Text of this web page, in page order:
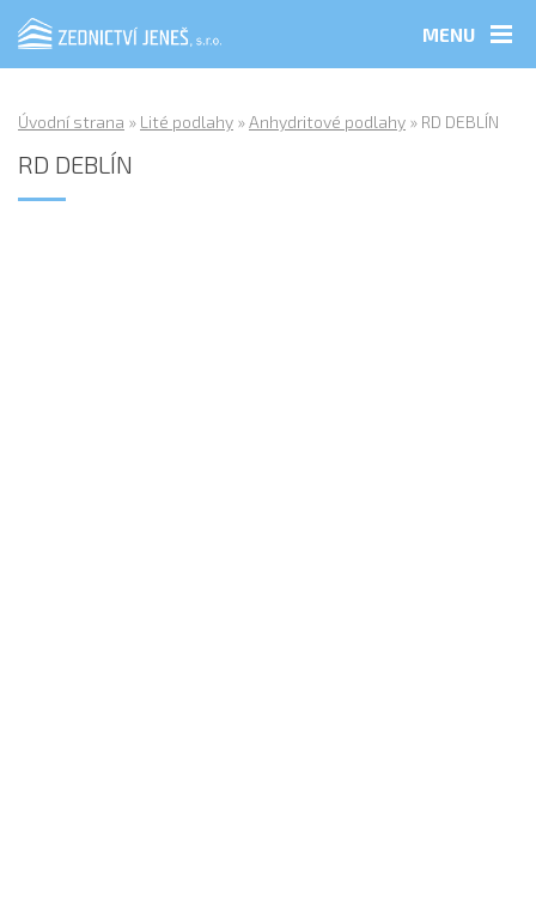
MENU
Úvodní strana » Lité podlahy »Anhydritové podlahy » RD DEBLÍN
RD DEBLÍN